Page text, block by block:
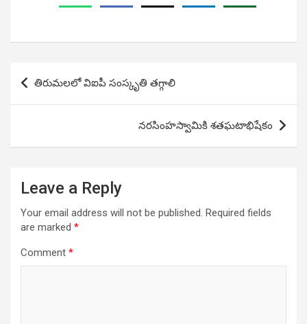
Post
navigation
తిరుమలలో విఐపీ సంస్కృతి తగ్గాలి
నరసింహస్వామికి శతఘటాభిషేకం
Leave a Reply
Your email address will not be published. Required fields
are marked *
Comment *